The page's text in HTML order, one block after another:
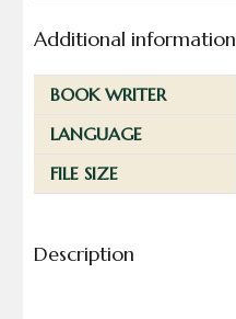
Additional information
BOOK WRITER
LANGUAGE
FILE SIZE
Description